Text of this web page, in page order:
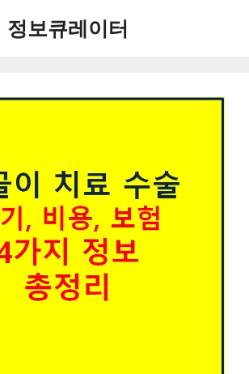
정보큐레이터